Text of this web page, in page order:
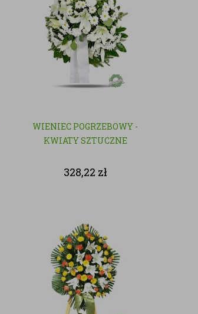
WIENIEC POGRZEBOWY -
KWIATY SZTUCZNE
328,22 zł